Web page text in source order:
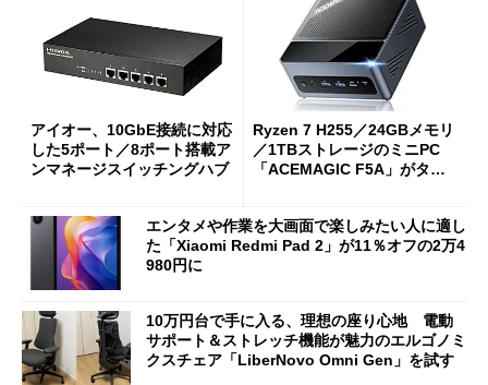
アイオー、10GbE接続に対応
した5ポート／8ポート搭載ア
ンマネージスイッチングハブ
Ryzen 7 H255／24GBメモリ
／1TBストレージのミニPC
「ACEMAGIC F5A」がタイ
エンタメや作業を大画面で楽しみたい人に適し
た「Xiaomi Redmi Pad 2」が11％オフの2万4
980円に
10万円台で手に入る、理想の座り心地 電動
サポート＆ストレッチ機能が魅力のエルゴノミ
クスチェア「LiberNovo Omni Gen」を試す